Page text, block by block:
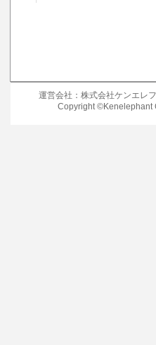
運営会社：株式会社ケンエレ
Copyright ©Kenelephant